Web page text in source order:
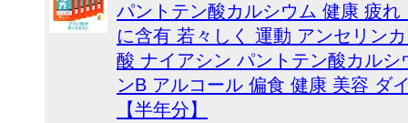
パントテン酸カルシウム 健康 疲
に含有 若々しく 運動 アンセリン
酸 ナイアシン パントテン酸カル
ンB アルコール 偏食 健康 美容 ダ
【半年分】